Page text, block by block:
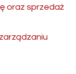
oraz sprzedaż